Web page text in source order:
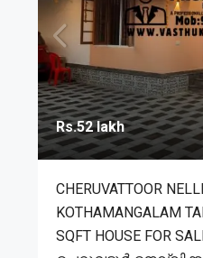
Rs.52 lakh
CHERUVATTOOR
KOTHAMANGALAM
SQFT HOUSE FOR